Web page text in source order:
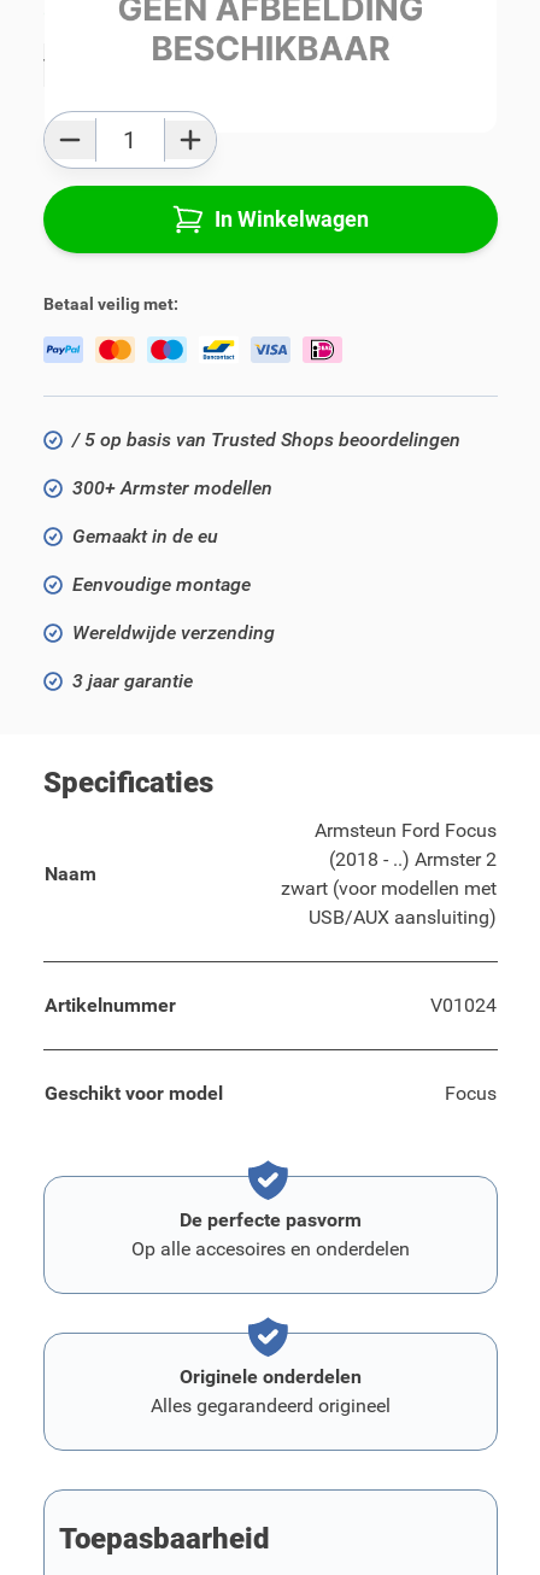
Gemiddelde levertijd: 1 - 3 werkdagen
Toevoegen aan favorieten
Aantal
In Winkelwagen
Betaal veilig met:
/ 5 op basis van Trusted Shops beoordelingen
300+ Armster modellen
Gemaakt in de eu
Eenvoudige montage
Wereldwijde verzending
3 jaar garantie
Specificaties
Naam
Armsteun Ford Focus
(2018 - ..) Armster 2
zwart (voor modellen met
USB/AUX aansluiting)
Artikelnummer V01024
Geschikt voor model Focus
De perfecte pasvorm
Op alle accesoires en onderdelen
Originele onderdelen
Alles gegarandeerd origineel
Toepasbaarheid